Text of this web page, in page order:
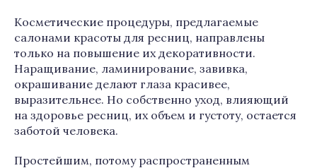
Косметические процедуры, предлагаемые
салонами красоты для ресниц, направлены
только на повышение их декоративности.
Наращивание, ламинирование, завивка,
окрашивание делают глаза красивее,
выразительнее. Но собственно уход, влияющий
на здоровье ресниц, их объем и густоту, остается
заботой человека.
Простейшим, потому распространенным